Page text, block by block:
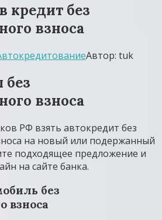
кредит без
взноса
Автор: tuk
без
взноса
РФ взять автокредит без
на новый или подержанный
подходящее предложение и
на сайте банка.
без
взноса